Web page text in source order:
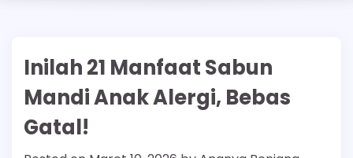
Inilah 21 Manfaat Sabun
Mandi Anak Alergi, Bebas
Gatal!